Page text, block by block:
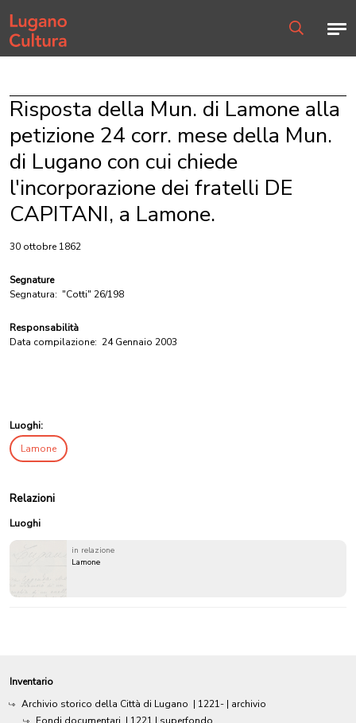
Home page
Risposta della Mun. di Lamone alla
petizione 24 corr. mese della Mun.
di Lugano con cui chiede
l'incorporazione dei fratelli DE
CAPITANI, a Lamone.
30 ottobre 1862
Segnature
Segnatura: "Cotti" 26/198
Responsabilità
Data compilazione: 24 Gennaio 2003
Luoghi:
Lamone
Relazioni
Luoghi
in relazione
Lamone
Inventario
Archivio storico della Città di Lugano | 1221- | archivio